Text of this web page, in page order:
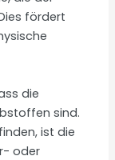
fördert
die
sind.
ist die
oder